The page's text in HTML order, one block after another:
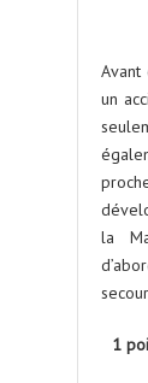
un
la
1